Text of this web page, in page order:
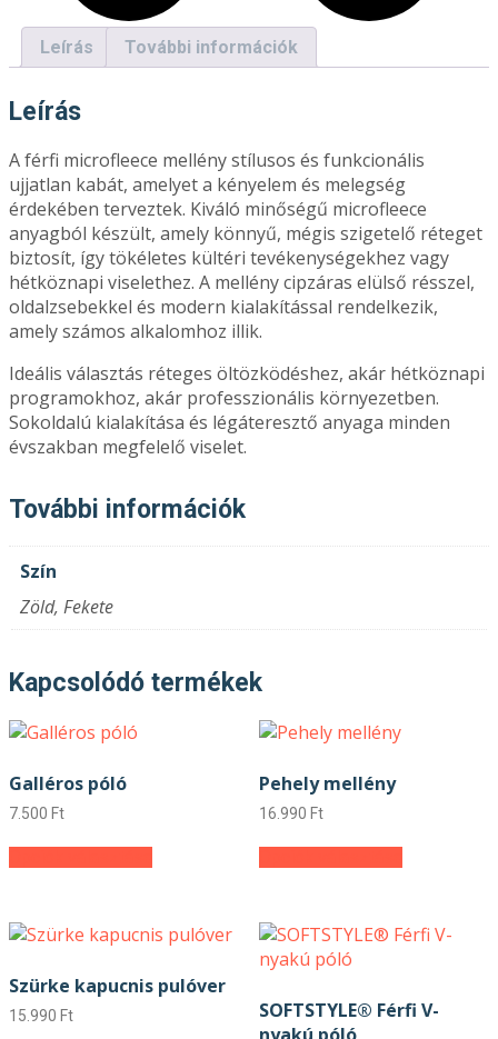
Leírás További információk
Leírás
A férfi microfleece mellény stílusos és funkcionális
ujjatlan kabát, amelyet a kényelem és melegség
érdekében terveztek. Kiváló minőségű microfleece
anyagból készült, amely könnyű, mégis szigetelő réteget
biztosít, így tökéletes kültéri tevékenységekhez vagy
hétköznapi viselethez. A mellény cipzáras elülső résszel,
oldalzsebekkel és modern kialakítással rendelkezik,
amely számos alkalomhoz illik.
Ideális választás réteges öltözködéshez, akár hétköznapi
programokhoz, akár professzionális környezetben.
Sokoldalú kialakítása és légáteresztő anyaga minden
évszakban megfelelő viselet.
További információk
Szín
Zöld, Fekete
Kapcsolódó termékek
Galléros póló
7.500 Ft
a
variációja
A
Pehely mellény
16.990 Ft
a
variációja
változatok
Szürke kapucnis pulóver
15.990 Ft
SOFTSTYLE® Férfi V-